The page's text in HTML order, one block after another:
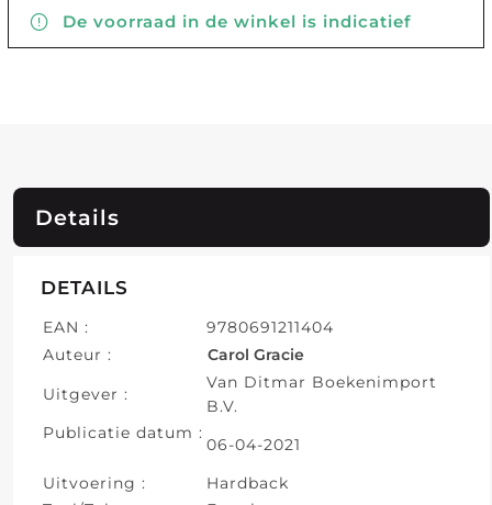
De voorraad in de winkel is indicatief
Details
DETAILS
EAN :
9780691211404
Auteur :
Carol Gracie
Uitgever :
Van Ditmar Boekenimport
B.V.
Publicatie datum :
06-04-2021
Uitvoering :
Hardback